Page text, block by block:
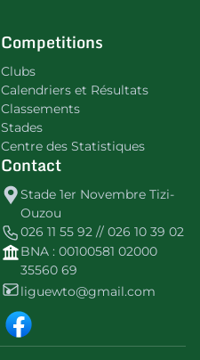
Competitions
Clubs
Calendriers et Résultats
Classements
Stades
Centre des Statistiques
Contact
Stade 1er Novembre Tizi-
Ouzou
026 11 55 92 // 026 10 39 02
BNA : 00100581 02000
35560 69
liguewto@gmail.com